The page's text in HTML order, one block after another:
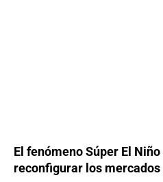
El fenómeno Súper El
reconfigurar los